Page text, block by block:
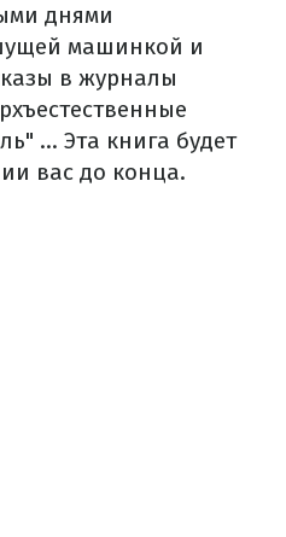
днями
машинкой и
в журналы
... Эта книга будет
вас до конца.